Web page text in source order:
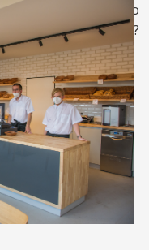
pohár nebo
točenou zmrzlinu?